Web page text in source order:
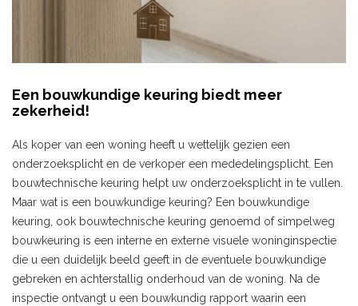
Een bouwkundige keuring biedt meer
zekerheid!
Als koper van een woning heeft u wettelijk gezien een
onderzoeksplicht en de verkoper een mededelingsplicht. Een
bouwtechnische keuring helpt uw onderzoeksplicht in te vullen.
Maar wat is een bouwkundige keuring? Een bouwkundige
keuring, ook bouwtechnische keuring genoemd of simpelweg
bouwkeuring is een interne en externe visuele woninginspectie
die u een duidelijk beeld geeft in de eventuele bouwkundige
gebreken en achterstallig onderhoud van de woning. Na de
inspectie ontvangt u een bouwkundig rapport waarin een